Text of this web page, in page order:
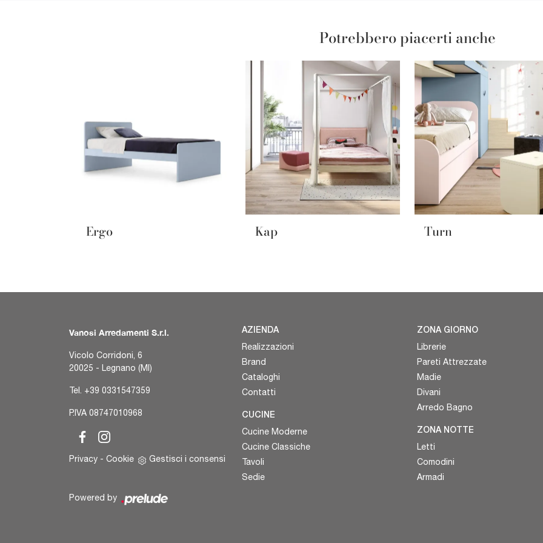
Potrebbero piacerti anche
Ergo Kap Turn
Vanosi Arredamenti S.r.l.
Vicolo Corridoni, 6
20025 - Legnano (MI)
Tel. +39 0331547359
P.IVA 08747010968
Privacy - Cookie Gestisci i consensi
AZIENDA
Realizzazioni
Brand
Cataloghi
Contatti
CUCINE
Cucine Moderne
Cucine Classiche
Tavoli
Sedie
ZONA GIORNO
Librerie
Pareti Attrezzate
Madie
Divani
Arredo Bagno
ZONA NOTTE
Letti
Comodini
Armadi
Powered by